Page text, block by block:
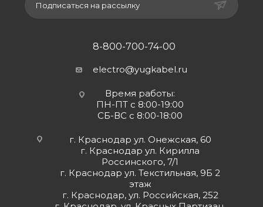
Подписаться на рассылку
8-800-700-74-00
electro@yugkabel.ru
Время работы:
ПН-ПТ с 8:00-19:00
СБ-ВС с 8:00-18:00
г. Краснодар ул. Онежская, 60
г. Краснодар ул. Кирилла
Россинского, 7/1
г. Краснодар ул. Текстильная, 9Б 2
этаж
г. Краснодар, ул. Российская, 252